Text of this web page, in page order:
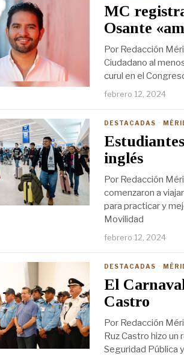
MC
Osante
Por Redacción
Ciudadano al
curul en el
febrero 12, 2024
DESTACADAS ·
inglés
Por Redacción
comenzaron a
para practicar y
Movilidad
febrero 12, 2024
DESTACADAS ·
El
Castro
Por Redacción
Ruz Castro hizo
Seguridad Pública